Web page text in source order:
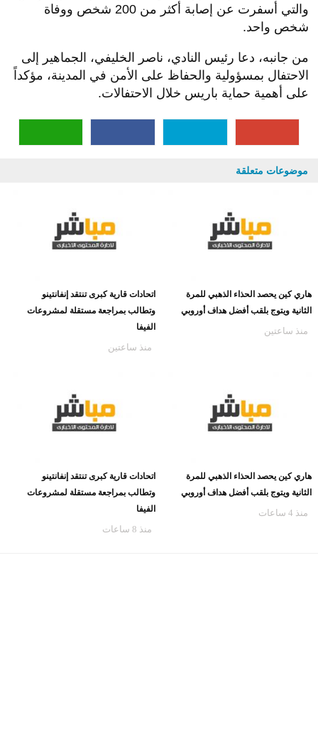
والتي أسفرت عن إصابة أكثر من 200 شخص ووفاة
شخص واحد.
من جانبه، دعا رئيس النادي، ناصر الخليفي، الجماهير إلى
الاحتفال بمسؤولية والحفاظ على الأمن في المدينة، مؤكداً
على أهمية حماية باريس خلال الاحتفالات.
موضوعات متعلقة
هاري كين يحصد الحذاء الذهبي للمرة
الثانية ويتوج بلقب أفضل هداف أوروبي
منذ ساعتين
اتحادات قارية كبرى تنتقد إنفانتينو
وتطالب بمراجعة مستقلة لمشروعات
الفيفا
منذ ساعتين
هاري كين يحصد الحذاء الذهبي للمرة
الثانية ويتوج بلقب أفضل هداف أوروبي
منذ 4 ساعات
اتحادات قارية كبرى تنتقد إنفانتينو
وتطالب بمراجعة مستقلة لمشروعات
الفيفا
منذ 8 ساعات